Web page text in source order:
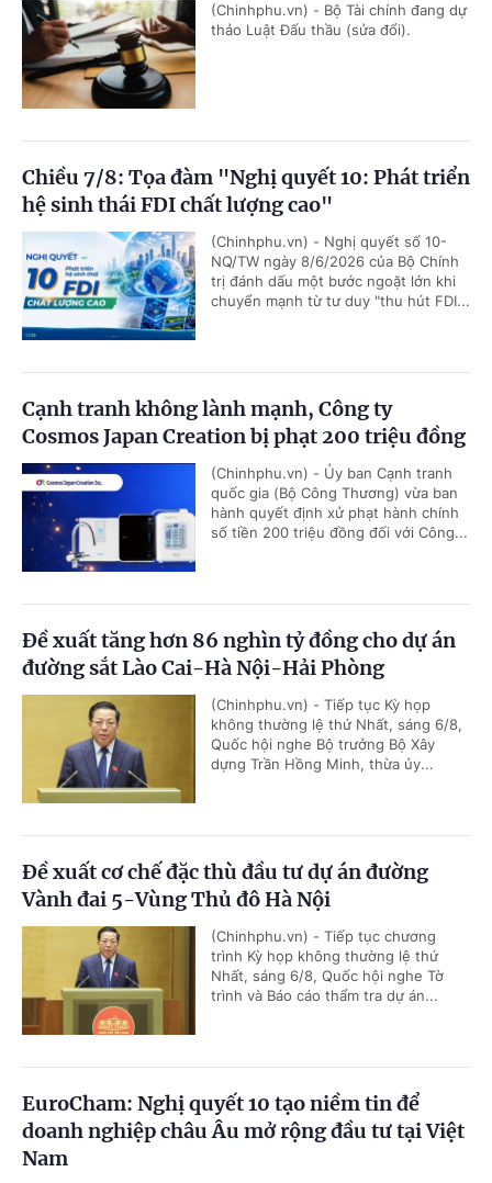
(Chinhphu.vn) - Bộ Tài chính đang dự
thảo Luật Đấu thầu (sửa đổi).
Chiều 7/8: Tọa đàm "Nghị quyết 10: Phát triển
hệ sinh thái FDI chất lượng cao"
(Chinhphu.vn) - Nghị quyết số 10-
NQ/TW ngày 8/6/2026 của Bộ Chính
trị đánh dấu một bước ngoặt lớn khi
chuyển mạnh từ tư duy "thu hút FDI...
Cạnh tranh không lành mạnh, Công ty
Cosmos Japan Creation bị phạt 200 triệu đồng
(Chinhphu.vn) - Ủy ban Cạnh tranh
quốc gia (Bộ Công Thương) vừa ban
hành quyết định xử phạt hành chính
số tiền 200 triệu đồng đối với Công...
Đề xuất tăng hơn 86 nghìn tỷ đồng cho dự án
đường sắt Lào Cai-Hà Nội-Hải Phòng
(Chinhphu.vn) - Tiếp tục Kỳ họp
không thường lệ thứ Nhất, sáng 6/8,
Quốc hội nghe Bộ trưởng Bộ Xây
dựng Trần Hồng Minh, thừa ủy...
Đề xuất cơ chế đặc thù đầu tư dự án đường
Vành đai 5-Vùng Thủ đô Hà Nội
(Chinhphu.vn) - Tiếp tục chương
trình Kỳ họp không thường lệ thứ
Nhất, sáng 6/8, Quốc hội nghe Tờ
trình và Báo cáo thẩm tra dự án...
EuroCham: Nghị quyết 10 tạo niềm tin để
doanh nghiệp châu Âu mở rộng đầu tư tại Việt
Nam